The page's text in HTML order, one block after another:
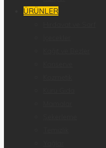
ÜRÜNLER